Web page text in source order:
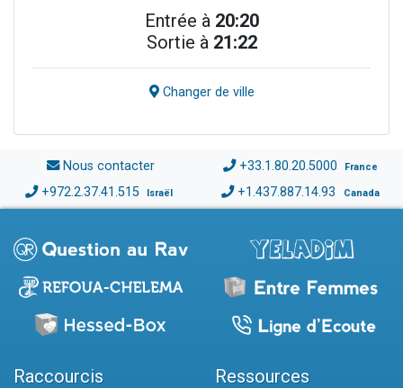
Entrée à 20:20
Sortie à 21:22
Changer de ville
Nous contacter +33.1.80.20.5000 France
+972.2.37.41.515 Israël +1.437.887.14.93 Canada
Raccourcis Ressources